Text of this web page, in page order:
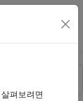
펴보려면